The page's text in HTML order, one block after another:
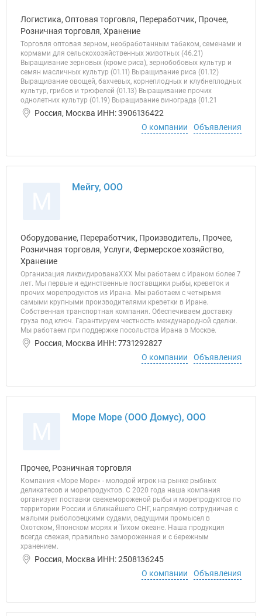
Логистика, Оптовая торговля, Переработчик, Прочее,
Розничная торговля, Хранение
Торговля оптовая зерном, необработанным табаком, семенами и
кормами для сельскохозяйственных животных (46.21)
Выращивание зерновых (кроме риса), зернобобовых культур и
семян масличных культур (01.11) Выращивание риса (01.12)
Выращивание овощей, бахчевых, корнеплодных и клубнеплодных
культур, грибов и трюфелей (01.13) Выращивание прочих
однолетних культур (01.19) Выращивание винограда (01.21
Россия, Москва ИНН: 3906136422
О компании
Объявления
Мейгу, ООО
Оборудование, Переработчик, Производитель, Прочее,
Розничная торговля, Услуги, Фермерское хозяйство,
Хранение
Организация ликвидированаХХХ Мы работаем с Ираном более 7
лет. Мы первые и единственные поставщики рыбы, креветок и
прочих морепродуктов из Ирана. Мы работаем с четырьмя
самыми крупными производителями креветки в Иране.
Собственная транспортная компания. Обеспечиваем доставку
груза под ключ. Гарантируем честность международной сделки.
Мы работаем при поддержке посольства Ирана в Москве.
Россия, Москва ИНН: 7731292827
О компании
Объявления
Море Море (ООО Домус), ООО
Прочее, Розничная торговля
Компания «Море Море» - молодой игрок на рынке рыбных
деликатесов и морепродуктов. С 2020 года наша компания
организует поставки свежемороженой рыбы и морепродуктов по
территории России и ближайшего СНГ, напрямую сотрудничая с
малыми рыболовецкими судами, ведущими промысел в
Охотском, Японском морях и Тихом океане. Наша продукция
всегда свежая, правильно замороженная и с бережным
хранением.
Россия, Москва ИНН: 2508136245
О компании
Объявления